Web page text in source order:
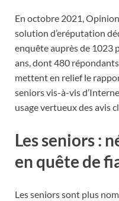
En octobre 2021,
solution d’eréputation
enquête auprès de 1023
ans, dont 480
mettent en relief le
seniors vis-à-vis
usage vertueux des avis
Les seniors :
en quête de
Les seniors sont plus